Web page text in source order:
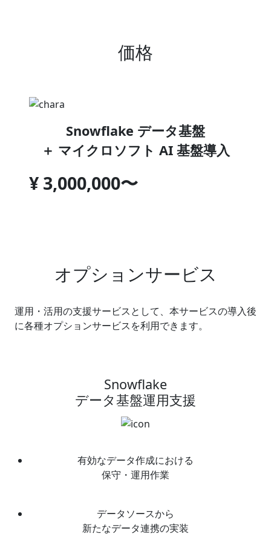
価格
Snowflake データ基盤
＋ マイクロソフト AI 基盤導入
¥ 3,000,000〜
オプションサービス
運用・活用の支援サービスとして、本サービスの導入後
に各種オプションサービスを利用できます。
Snowflake
データ基盤運用支援
有効なデータ作成における
保守・運用作業
データソースから
新たなデータ連携の実装